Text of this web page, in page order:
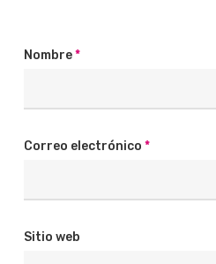
Nombre*
Correo electrónico *
Sitio web